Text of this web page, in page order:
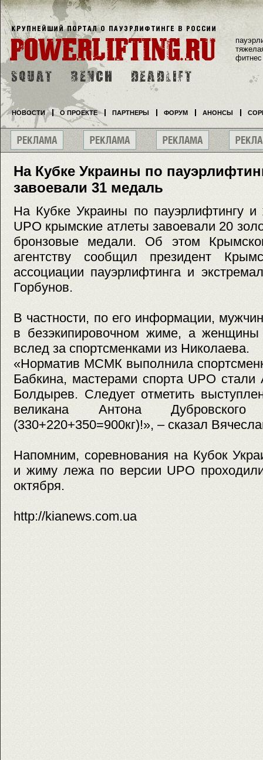
На Кубке Украины по
завоевали 31 медаль
На Кубке Украины по пауэрлифтингу
UPO крымские атлеты завоевали 20
бронзовые медали. Об этом
агентству сообщил президент
ассоциации пауэрлифтинга и
Горбунов.
В частности, по его информации,
в безэкипировочном жиме, а женщины
вслед за спортсменками из Николаева.
«Норматив МСМК выполнила
Бабкина, мастерами спорта UPO
Болдырев. Следует отметить
великана Антона
(330+220+350=900кг)!», – сказал
Напомним, соревнования на Кубок
и жиму лежа по версии UPO
октября.
http://kianews.com.ua
фитнес
НОВОСТИ О ПРОЕКТЕ ПАРТНЕРЫ ФОРУМ АНОНСЫ